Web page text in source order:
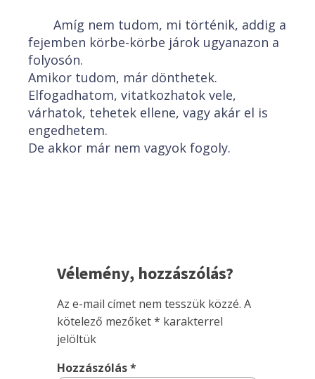
Amíg nem tudom, mi történik, addig a
fejemben körbe-körbe járok ugyanazon a
folyosón.
Amikor tudom, már dönthetek.
Elfogadhatom, vitatkozhatok vele,
várhatok, tehetek ellene, vagy akár el is
engedhetem.
De akkor már nem vagyok fogoly.
Vélemény, hozzászólás?
Az e-mail címet nem tesszük közzé. A
kötelező mezőket* karakterrel
jelöltük
Hozzászólás*